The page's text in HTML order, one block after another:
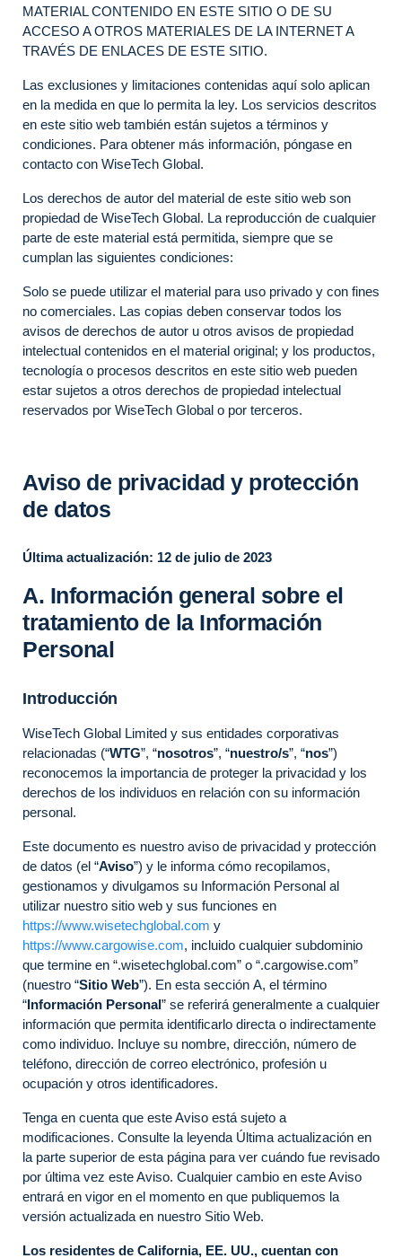
MATERIAL CONTENIDO EN ESTE SITIO O DE SU
ACCESO A OTROS MATERIALES DE LA INTERNET A
TRAVÉS DE ENLACES DE ESTE SITIO.
Las exclusiones y limitaciones contenidas aquí solo aplican
en la medida en que lo permita la ley. Los servicios descritos
en este sitio web también están sujetos a términos y
condiciones. Para obtener más información, póngase en
contacto con WiseTech Global.
Los derechos de autor del material de este sitio web son
propiedad de WiseTech Global. La reproducción de cualquier
parte de este material está permitida, siempre que se
cumplan las siguientes condiciones:
Solo se puede utilizar el material para uso privado y con fines
no comerciales. Las copias deben conservar todos los
avisos de derechos de autor u otros avisos de propiedad
intelectual contenidos en el material original; y los productos,
tecnología o procesos descritos en este sitio web pueden
estar sujetos a otros derechos de propiedad intelectual
reservados por WiseTech Global o por terceros.
Aviso de privacidad y protección
de datos
Última actualización: 12 de julio de 2023
A. Información general sobre el
tratamiento de la Información
Personal
Introducción
WiseTech Global Limited y sus entidades corporativas
relacionadas (“WTG”, “nosotros”, “nuestro/s”, “nos”)
reconocemos la importancia de proteger la privacidad y los
derechos de los individuos en relación con su información
personal.
Este documento es nuestro aviso de privacidad y protección
de datos (el “Aviso”) y le informa cómo recopilamos,
gestionamos y divulgamos su Información Personal al
utilizar nuestro sitio web y sus funciones en
https://www.wisetechglobal.com y
https://www.cargowise.com, incluido cualquier subdominio
que termine en “.wisetechglobal.com” o “.cargowise.com”
(nuestro “Sitio Web”). En esta sección A, el término
“Información Personal” se referirá generalmente a cualquier
información que permita identificarlo directa o indirectamente
como individuo. Incluye su nombre, dirección, número de
teléfono, dirección de correo electrónico, profesión u
ocupación y otros identificadores.
Tenga en cuenta que este Aviso está sujeto a
modificaciones. Consulte la leyenda Última actualización en
la parte superior de esta página para ver cuándo fue revisado
por última vez este Aviso. Cualquier cambio en este Aviso
entrará en vigor en el momento en que publiquemos la
versión actualizada en nuestro Sitio Web.
Los residentes de California, EE. UU., cuentan con